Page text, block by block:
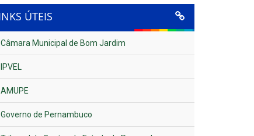
ÚTEIS
Câmara Municipal de Bom Jardim
IPVEL
AMUPE
Governo de Pernambuco